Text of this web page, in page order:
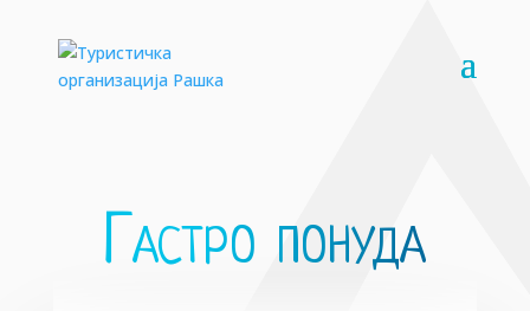
Гастро понуда